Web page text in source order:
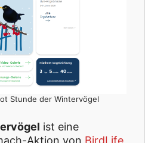
Stunde der Wintervögel
ist eine
Aktion von BirdLife